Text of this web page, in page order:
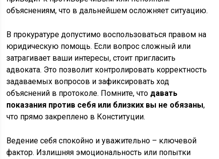
объяснениям, что в дальнейшем осложняет ситуацию.
В прокуратуре допустимо воспользоваться правом на
юридическую помощь. Если вопрос сложный или
затрагивает ваши интересы, стоит пригласить
адвоката. Это позволит контролировать корректность
задаваемых вопросов и зафиксировать ход
объяснений в протоколе. Помните, что давать
показания против себя или близких вы не обязаны,
что прямо закреплено в Конституции.
Ведение себя спокойно и уважительно – ключевой
фактор. Излишняя эмоциональность или попытки